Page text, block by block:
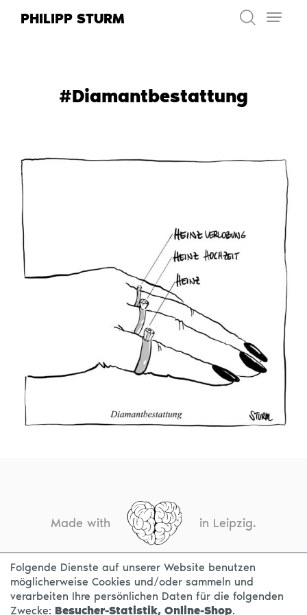
InhaltPHILIPP STURM
#Diamantbestattung
Made with in Leipzig.
KONTAKT IMPRESSUM DATENSCHUTZ
Folgende Dienste auf unserer Website benutzen
möglicherweise Cookies und/oder sammeln und
verarbeiten Ihre persönlichen Daten für die folgenden
Zwecke: Besucher-Statistik, Online-Shop.